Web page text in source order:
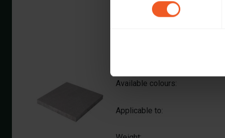
Available colours:
Applicable to: